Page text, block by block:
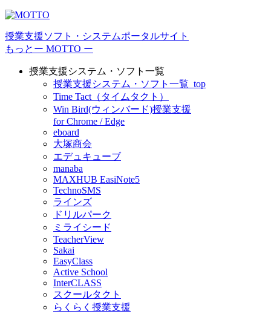
授業⽀援ソフト・システムポータルサイト
もっとー MOTTO ー
授業支援システム・ソフト一覧
授業支援システム・ソフト一覧_top
Time Tact（タイムタクト）
Win Bird(ウィンバード)授業支援
for Chrome / Edge
eboard
大塚商会
エデュキューブ
manaba
MAXHUB EasiNote5
TechnoSMS
ラインズ
ドリルパーク
ミライシード
TeacherView
Sakai
EasyClass
Active School
InterCLASS
スクールタクト
らくらく授業支援